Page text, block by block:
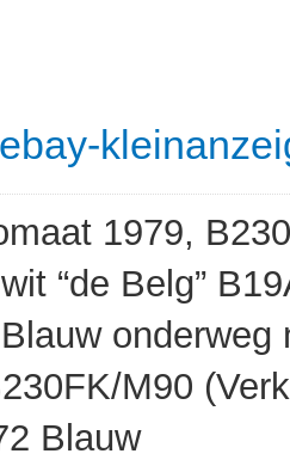
1979,
“de Belg”
M90
Blauw